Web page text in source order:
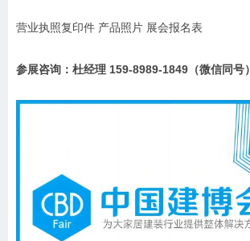
营业执照复印件 产品照片 展会报名表
参展咨询：杜经理 159-8989-1849（微信同号）